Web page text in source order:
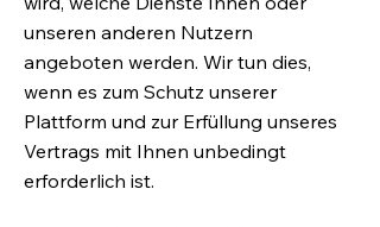
unseren anderen Nutzern
angeboten werden. Wir tun dies,
wenn es zum Schutz unserer
Plattform und zur Erfüllung unseres
Vertrags mit Ihnen unbedingt
erforderlich ist.